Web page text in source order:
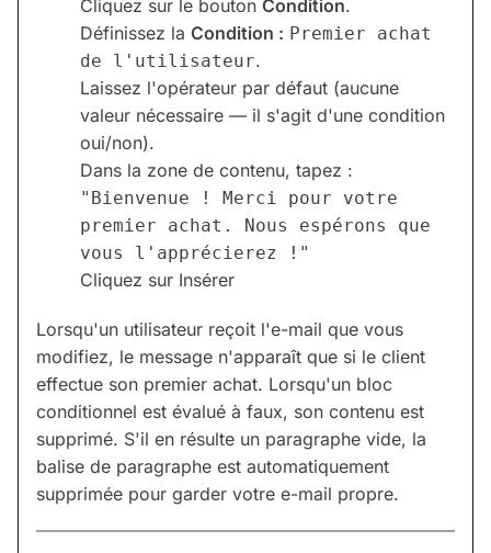
Cliquez sur le bouton Condition.
Définissez la Condition : Premier achat
de l'utilisateur.
Laissez l'opérateur par défaut (aucune
valeur nécessaire — il s'agit d'une condition
oui/non).
Dans la zone de contenu, tapez :
"Bienvenue ! Merci pour votre
premier achat. Nous espérons que
vous l'apprécierez !"
Cliquez sur Insérer
Lorsqu'un utilisateur reçoit l'e-mail que vous
modifiez, le message n'apparaît que si le client
effectue son premier achat. Lorsqu'un bloc
conditionnel est évalué à faux, son contenu est
supprimé. S'il en résulte un paragraphe vide, la
balise de paragraphe est automatiquement
supprimée pour garder votre e-mail propre.